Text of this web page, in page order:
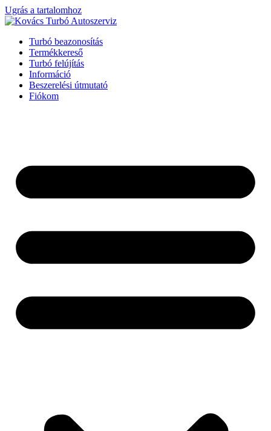
Ugrás a tartalomhoz
Turbó beazonosítás
Termékkereső
Turbó felújítás
Információ
Beszerelési útmutató
Fiókom